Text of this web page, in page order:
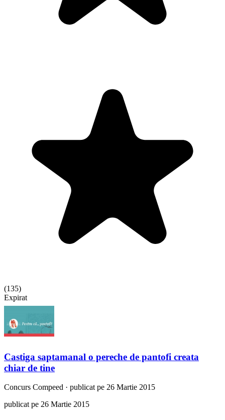
(135)
Expirat
Castiga saptamanal o pereche de pantofi creata
chiar de tine
Concurs Compeed · publicat pe 26 Martie 2015
publicat pe 26 Martie 2015